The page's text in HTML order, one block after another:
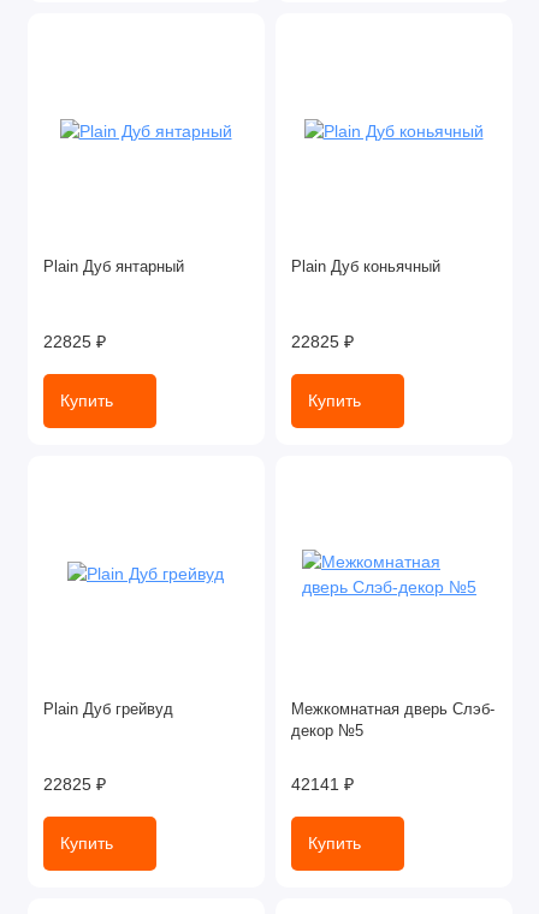
Plain Дуб янтарный
22825 ₽
Купить
Plain Дуб коньячный
22825 ₽
Купить
Plain Дуб грейвуд
22825 ₽
Купить
Межкомнатная дверь Слэб-
декор №5
42141 ₽
Купить